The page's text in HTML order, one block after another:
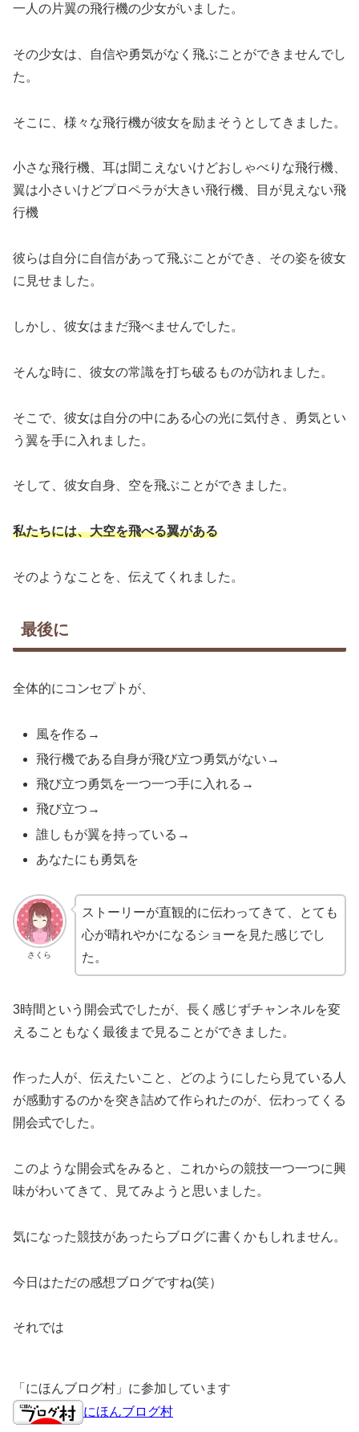
一人の片翼の飛行機の少女がいました。
その少女は、自信や勇気がなく飛ぶことができませんでし
た。
そこに、様々な飛行機が彼女を励まそうとしてきました。
小さな飛行機、耳は聞こえないけどおしゃべりな飛行機、
翼は小さいけどプロペラが大きい飛行機、目が見えない飛
行機
彼らは自分に自信があって飛ぶことができ、その姿を彼女
に見せました。
しかし、彼女はまだ飛べませんでした。
そんな時に、彼女の常識を打ち破るものが訪れました。
そこで、彼女は自分の中にある心の光に気付き、勇気とい
う翼を手に入れました。
そして、彼女自身、空を飛ぶことができました。
私たちには、大空を飛べる翼がある
そのようなことを、伝えてくれました。
最後に
全体的にコンセプトが、
風を作る→
飛行機である自身が飛び立つ勇気がない→
飛び立つ勇気を一つ一つ手に入れる→
飛び立つ→
誰しもが翼を持っている→
あなたにも勇気を
さくら
ストーリーが直観的に伝わってきて、とても
心が晴れやかになるショーを見た感じでし
た。
3時間という開会式でしたが、長く感じずチャンネルを変
えることもなく最後まで見ることができました。
作った人が、伝えたいこと、どのようにしたら見ている人
が感動するのかを突き詰めて作られたのが、伝わってくる
開会式でした。
このような開会式をみると、これからの競技一つ一つに興
味がわいてきて、見てみようと思いました。
気になった競技があったらブログに書くかもしれません。
今日はただの感想ブログですね(笑）
それでは
「にほんブログ村」に参加しています
にほんブログ村